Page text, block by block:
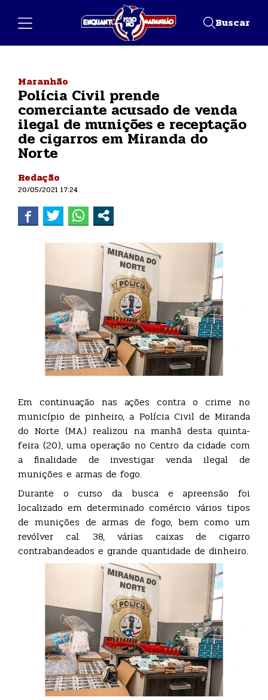
Buscar
Maranhão
Polícia Civil prende
comerciante acusado de venda
ilegal de munições e receptação
de cigarros em Miranda do
Norte
Redação
20/05/2021 17:24
Em continuação nas ações contra o crime no
município de pinheiro, a Polícia Civil de Miranda
do Norte (MA) realizou na manhã desta quinta-
feira (20), uma operação no Centro da cidade com
a finalidade de investigar venda ilegal de
munições e armas de fogo.
Durante o curso da busca e apreensão foi
localizado em determinado comércio vários tipos
de munições de armas de fogo, bem como um
revólver cal. 38, várias caixas de cigarro
contrabandeados e grande quantidade de dinheiro.